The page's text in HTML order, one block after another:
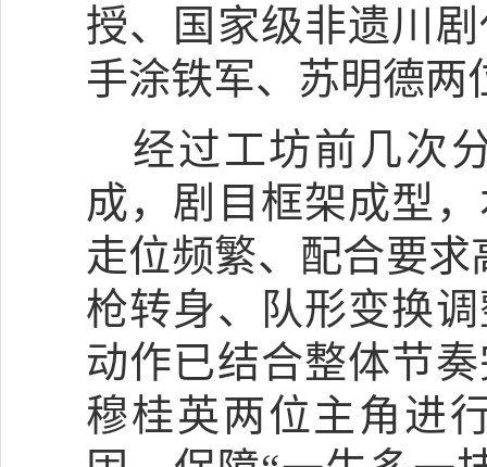
授、国家级非遗川
手涂铁军、苏明德两
经过工坊前几次
成，剧目框架成型
走位频繁、配合要求
枪转身、队形变换
动作已结合整体节
穆桂英两位主角进